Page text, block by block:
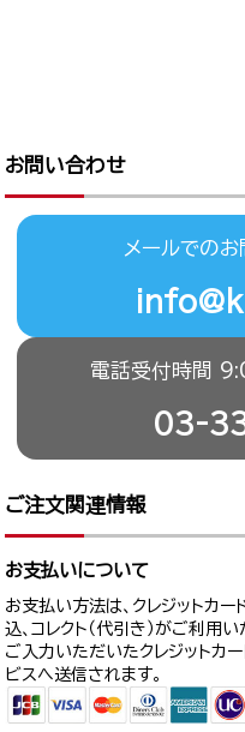
お問い合わせ
メールでの
電話受付時間
03-
ご注文関連情報
お支払いについて
お支払い方法は、クレジットカ
込、コレクト（代引き）がご利用い
ご入力いただいたクレジットカ
ビスへ送信されます。